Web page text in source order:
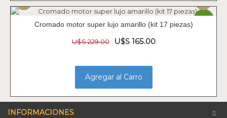
Cromado motor super lujo amarillo (kit 17 piezas)
U$S 229.00 U$S 165.00
Agregar al Carro
INFORMACIONES